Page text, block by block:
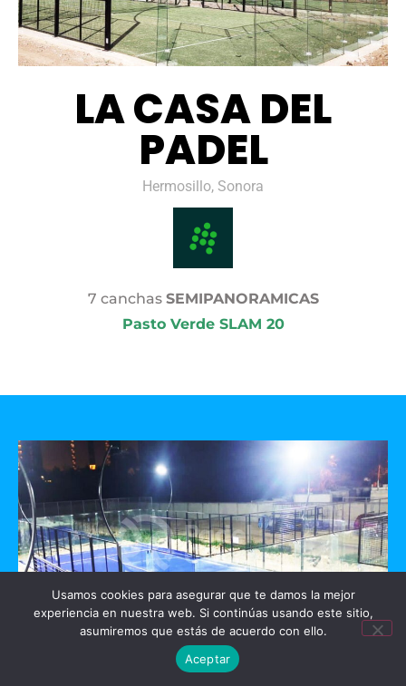
LA CASA DEL
PADEL
Hermosillo, Sonora
7 canchas SEMIPANORAMICAS
Pasto Verde SLAM 20
Usamos cookies para asegurar que te damos la mejor
experiencia en nuestra web. Si continúas usando este sitio,
asumiremos que estás de acuerdo con ello.
Aceptar